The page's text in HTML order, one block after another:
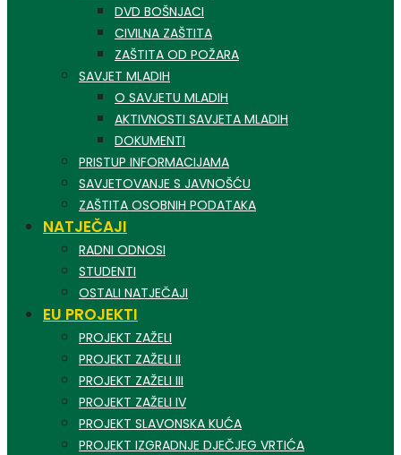
DVD BOŠNJACI
CIVILNA ZAŠTITA
ZAŠTITA OD POŽARA
SAVJET MLADIH
O SAVJETU MLADIH
AKTIVNOSTI SAVJETA MLADIH
DOKUMENTI
PRISTUP INFORMACIJAMA
SAVJETOVANJE S JAVNOŠĆU
ZAŠTITA OSOBNIH PODATAKA
NATJEČAJI
RADNI ODNOSI
STUDENTI
OSTALI NATJEČAJI
EU PROJEKTI
PROJEKT ZAŽELI
PROJEKT ZAŽELI II
PROJEKT ZAŽELI III
PROJEKT ZAŽELI IV
PROJEKT SLAVONSKA KUĆA
PROJEKT IZGRADNJE DJEČJEG VRTIĆA